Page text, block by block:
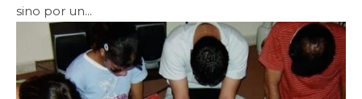
sino por un...